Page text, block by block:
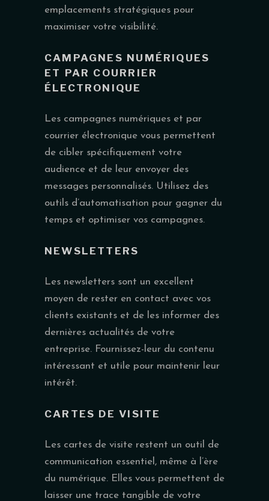
emplacements stratégiques pour
maximiser votre visibilité.
CAMPAGNES NUMÉRIQUES
ET PAR COURRIER
ÉLECTRONIQUE
Les campagnes numériques et par
courrier électronique vous permettent
de cibler spécifiquement votre
audience et de leur envoyer des
messages personnalisés. Utilisez des
outils d’automatisation pour gagner du
temps et optimiser vos campagnes.
NEWSLETTERS
Les newsletters sont un excellent
moyen de rester en contact avec vos
clients existants et de les informer des
dernières actualités de votre
entreprise. Fournissez-leur du contenu
intéressant et utile pour maintenir leur
intérêt.
CARTES DE VISITE
Les cartes de visite restent un outil de
communication essentiel, même à l’ère
du numérique. Elles vous permettent de
laisser une trace tangible de votre